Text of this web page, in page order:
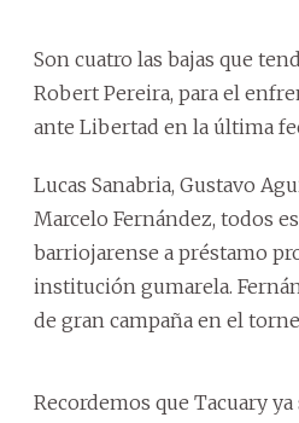
Son cuatro las bajas que
Robert Pereira, para el
ante Libertad en la última
Lucas Sanabria, Gustavo
Marcelo Fernández, todos
barriojarense a préstamo
institución gumarela.
de gran campaña en el
Recordemos que Tacuary